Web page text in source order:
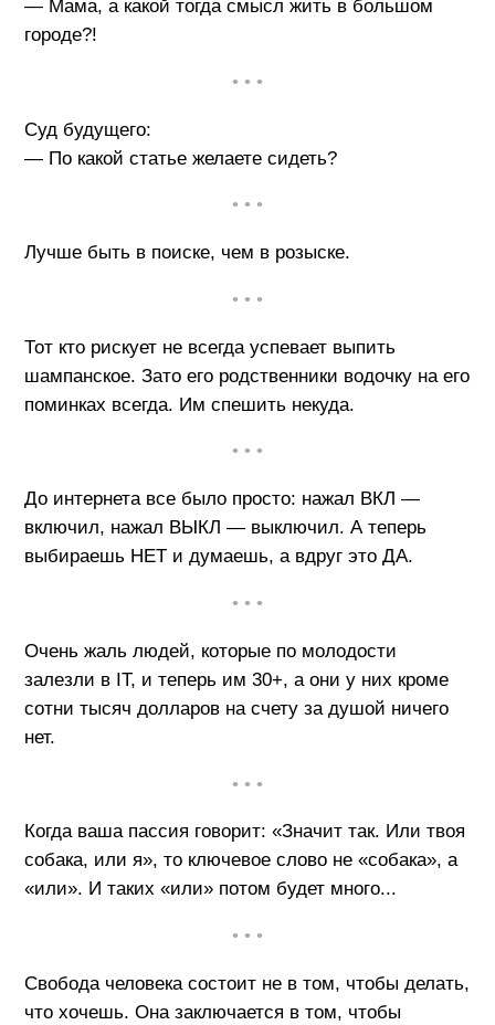
— Мама, а какой тогда смысл жить в большом
городе?!
• • •
Суд будущего:
— По какой статье желаете сидеть?
• • •
Лучше быть в поиске, чем в розыске.
• • •
Тот кто рискует не всегда успевает выпить
шампанское. Зато его родственники водочку на его
поминках всегда. Им спешить некуда.
• • •
До интернета все было просто: нажал ВКЛ —
включил, нажал ВЫКЛ — выключил. А теперь
выбираешь НЕТ и думаешь, а вдруг это ДА.
• • •
Очень жаль людей, которые по молодости
залезли в IT, и теперь им 30+, а они у них кроме
сотни тысяч долларов на счету за душой ничего
нет.
• • •
Когда ваша пассия говорит: «Значит так. Или твоя
собака, или я», то ключевое слово не «собака», а
«или». И таких «или» потом будет много...
• • •
Свобода человека состоит не в том, чтобы делать,
что хочешь. Она заключается в том, чтобы